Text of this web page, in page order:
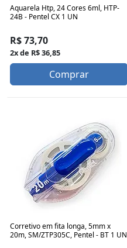
Aquarela Htp, 24 Cores 6ml, HTP-
24B - Pentel CX 1 UN
R$ 73,70
2x de R$ 36,85
Comprar
Corretivo em fita longa, 5mm x
20m, SM/ZTP305C, Pentel - BT 1 UN